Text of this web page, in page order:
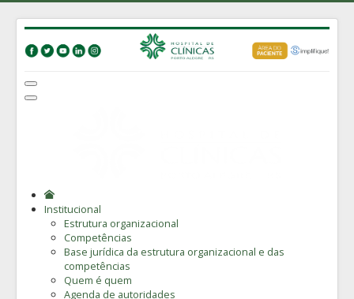
Institucional
Estrutura organizacional
Competências
Base jurídica da estrutura organizacional e das
competências
Quem é quem
Agenda de autoridades